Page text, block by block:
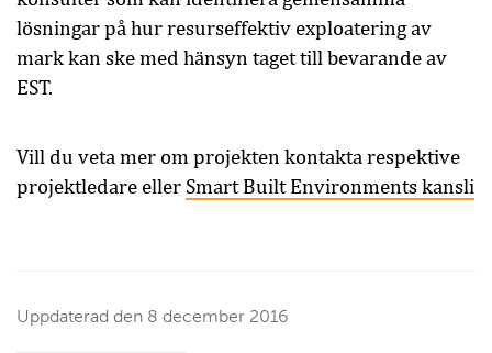
lösningar på hur resurseffektiv exploatering av
mark kan ske med hänsyn taget till bevarande av
EST.
Vill du veta mer om projekten kontakta respektive
projektledare eller Smart Built Environments kansli
Uppdaterad den 8 december 2016